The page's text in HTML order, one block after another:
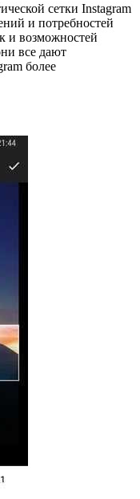
сетки Instagram
и потребностей
и возможностей
все дают
более